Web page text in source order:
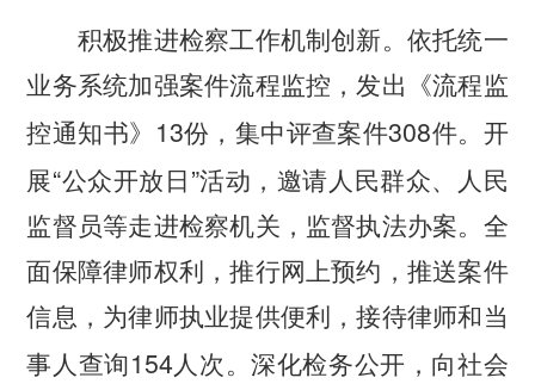
积极推进检察工作机制创新。 依托统一
业务系统加强案件流程监控，发出《流程监
控通知书》
13份，集中评查案件308件。开
展“公众开放日 ”活动，邀请人民群众、人民
监督员等走进检察机关，监督执法办案。全
面保障律师权利，推行网上预约，推送案件
信息，为律师执业提供便利，接待律师和当
事人查询154人次。深化检务公开，向社会